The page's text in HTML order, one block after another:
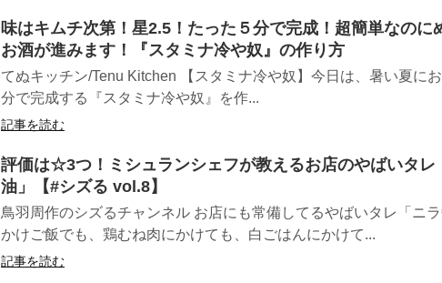
味はキムチ次第！星2.5！たった５分で完成！超簡単なのに
お酒が進みます！『スタミナ冷や奴』の作り方
てぬキッチン/Tenu Kitchen 【スタミナ冷や奴】今日は、暑い夏に
分で完成する『スタミナ冷や奴』を作...
記事を読む
評価は☆3つ！ミシュランシェフが教えるお店のやばいタレ
油」【#シズる vol.8】
鳥羽周作のシズるチャンネル お店にも常備してるやばいタレ「ニ
かけご飯でも、鶏むね肉にかけても、白ごはんにかけて...
記事を読む